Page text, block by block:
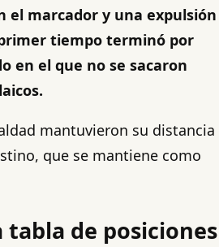
el marcador y una expulsión
tiempo terminó por
en el que no se sacaron
mantuvieron su distancia
que se mantiene como
tabla de posiciones